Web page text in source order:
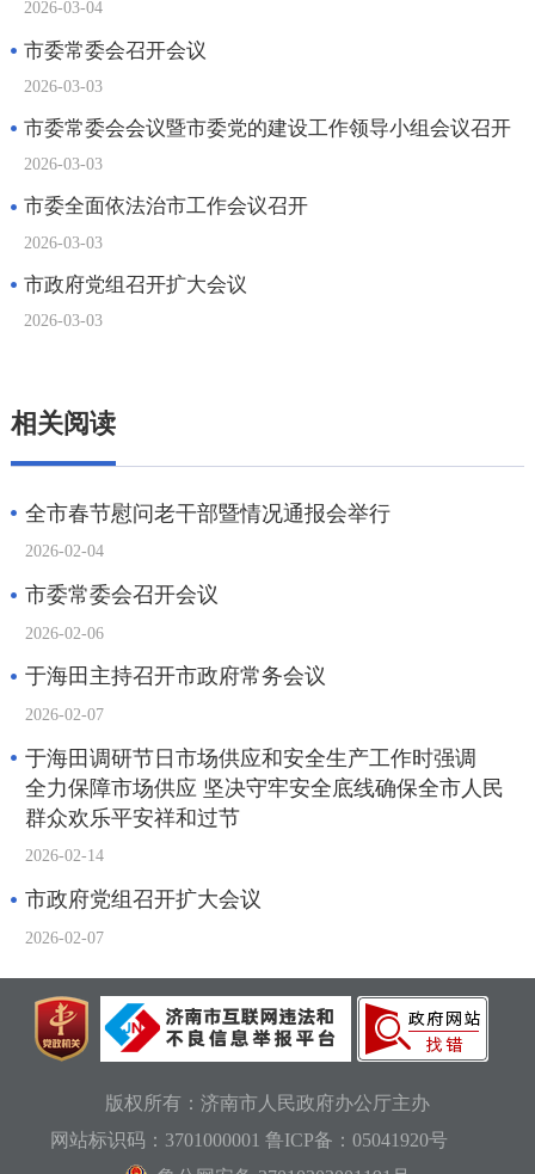
相关阅读
全市春节慰问老干部暨情况通报会举行
2026-02-04
市委常委会召开会议
2026-02-06
于海田主持召开市政府常务会议
2026-02-07
于海田调研节日市场供应和安全生产工作时强调
全力保障市场供应 坚决守牢安全底线确保全市人民
群众欢乐平安祥和过节
2026-02-14
市政府党组召开扩大会议
2026-02-07
版权所有：济南市人民政府办公厅主办
网站标识码：3701000001 鲁ICP备：05041920号